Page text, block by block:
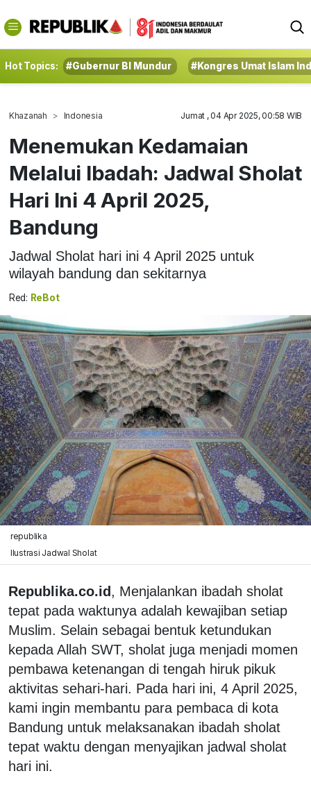
Hot Topics: #Gubernur BI Mundur #Kongres Umat Islam
Khazanah Indonesia Jumat , 04 Apr 2025, 00:58 WIB
Menemukan Kedamaian
Melalui Ibadah: Jadwal Sholat
Hari Ini 4 April 2025,
Bandung
Jadwal Sholat hari ini 4 April 2025 untuk
wilayah bandung dan sekitarnya
Red: ReBot
republika
Ilustrasi Jadwal Sholat
Republika.co.id , Menjalankan ibadah sholat
tepat pada waktunya adalah kewajiban setiap
Muslim. Selain sebagai bentuk ketundukan
kepada Allah SWT, sholat juga menjadi momen
pembawa ketenangan di tengah hiruk pikuk
aktivitas sehari-hari. Pada hari ini, 4 April 2025,
kami ingin membantu para pembaca di kota
Bandung untuk melaksanakan ibadah sholat
tepat waktu dengan menyajikan jadwal sholat
hari ini.